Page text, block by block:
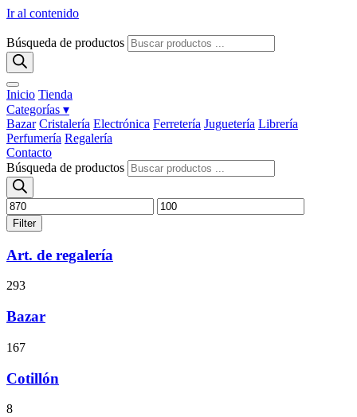
Ir al contenido
Búsqueda de productos
Inicio Tienda
Categorías ▾
Bazar Cristalería Electrónica Ferretería Juguetería Librería
Perfumería Regalería
Contacto
Búsqueda de productos
Filter
Art. de regalería
293
Bazar
167
Cotillón
8